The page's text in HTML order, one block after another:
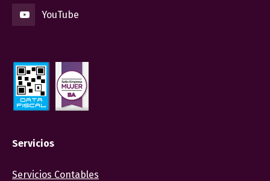
YouTube
Servicios
Servicios Contables